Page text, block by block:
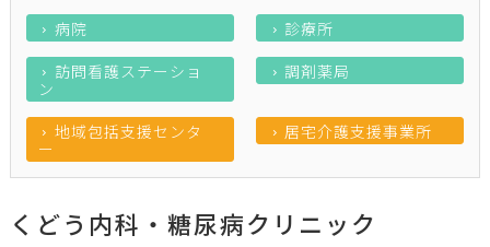
病院
診療所
訪問看護ステーショ
ン
調剤薬局
地域包括支援センタ
ー
居宅介護支援事業所
くどう内科・糖尿病クリニック